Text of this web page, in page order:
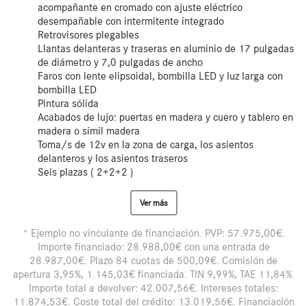
acompañante en cromado con ajuste eléctrico
desempañable con intermitente integrado
Retrovisores plegables
Llantas delanteras y traseras en aluminio de 17 pulgadas
de diámetro y 7,0 pulgadas de ancho
Faros con lente elipsoidal, bombilla LED y luz larga con
bombilla LED
Pintura sólida
Acabados de lujo: puertas en madera y cuero y tablero en
madera o símil madera
Toma/s de 12v en la zona de carga, los asientos
delanteros y los asientos traseros
Seis plazas ( 2+2+2 )
Ver más
* Ejemplo no vinculante de financiación. PVP: 57.975,00€.
Importe financiado: 28.988,00€ con una entrada de
28.987,00€. Plazo 84 cuotas de 500,09€. Comisión de
apertura 3,95%, 1.145,03€ financiada. TIN 9,99%, TAE 11,84%.
Importe total a devolver: 42.007,56€. Intereses totales:
11.874,53€. Coste total del crédito: 13.019,56€. Financiación